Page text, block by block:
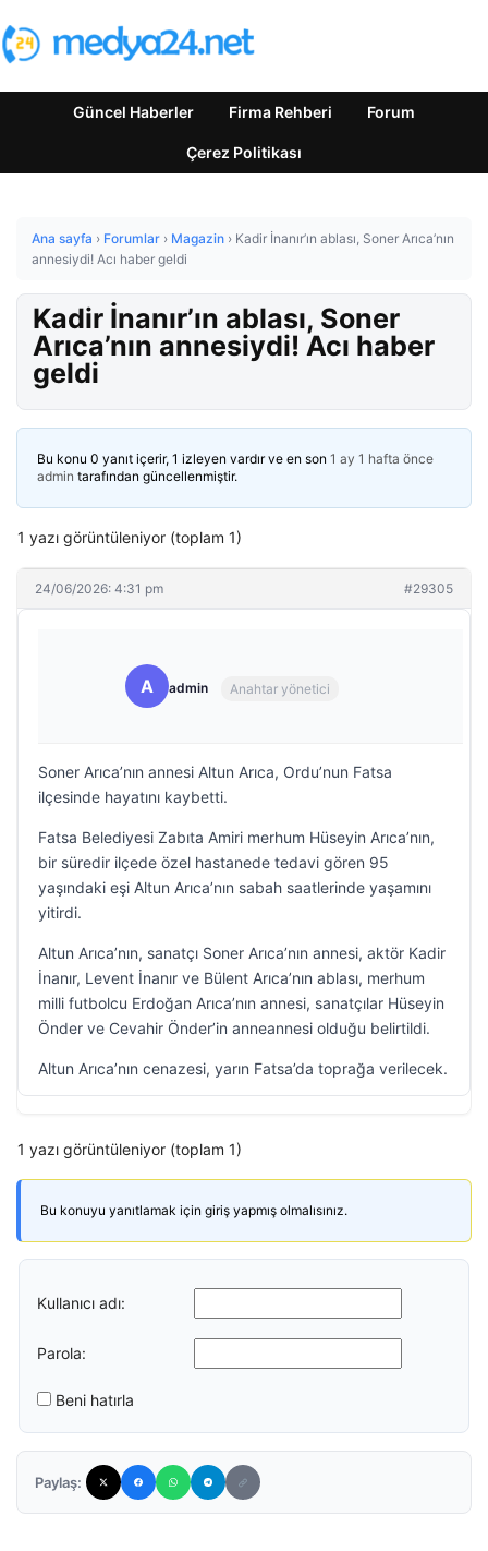
Güncel Haberler Firma Rehberi Forum
Çerez Politikası
Ana sayfa › Forumlar › Magazin › Kadir İnanır’ın ablası, Soner Arıca’nın
annesiydi! Acı haber geldi
Kadir İnanır’ın ablası, Soner
Arıca’nın annesiydi! Acı haber
geldi
Bu konu 0 yanıt içerir, 1 izleyen vardır ve en son 1 ay 1 hafta önce
admin tarafından güncellenmiştir.
1 yazı görüntüleniyor (toplam 1)
24/06/2026: 4:31 pm #29305
A admin Anahtar yönetici
Soner Arıca’nın annesi Altun Arıca, Ordu’nun Fatsa
ilçesinde hayatını kaybetti.
Fatsa Belediyesi Zabıta Amiri merhum Hüseyin Arıca’nın,
bir süredir ilçede özel hastanede tedavi gören 95
yaşındaki eşi Altun Arıca’nın sabah saatlerinde yaşamını
yitirdi.
Altun Arıca’nın, sanatçı Soner Arıca’nın annesi, aktör Kadir
İnanır, Levent İnanır ve Bülent Arıca’nın ablası, merhum
milli futbolcu Erdoğan Arıca’nın annesi, sanatçılar Hüseyin
Önder ve Cevahir Önder’in anneannesi olduğu belirtildi.
Altun Arıca’nın cenazesi, yarın Fatsa’da toprağa verilecek.
1 yazı görüntüleniyor (toplam 1)
Bu konuyu yanıtlamak için giriş yapmış olmalısınız.
Kullanıcı adı:
Parola:
Beni hatırla
Paylaş: